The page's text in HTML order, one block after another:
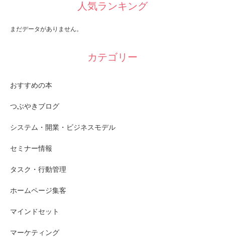
人気ランキング
まだデータがありません。
カテゴリー
おすすめの本
つぶやきブログ
システム・開業・ビジネスモデル
セミナー情報
タスク・行動管理
ホームページ集客
マインドセット
マーケティング